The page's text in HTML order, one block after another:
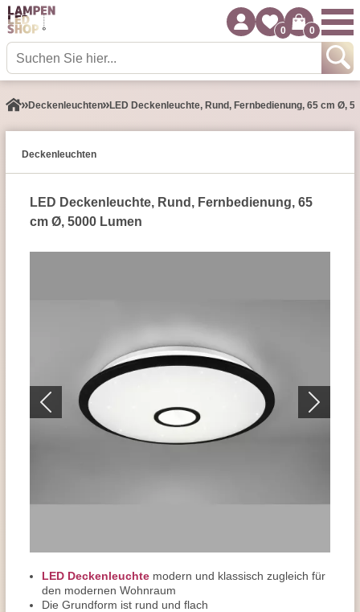
0 0
Decken­leuchten LED Deckenleuchte, Rund, Fernbedienung, 65 cm Ø,
Decken­leuchten
LED Deckenleuchte, Rund, Fernbedienung, 65
cm Ø, 5000 Lumen
LED Deckenleuchte modern und klassisch zugleich für
den modernen Wohnraum
Die Grundform ist rund und flach